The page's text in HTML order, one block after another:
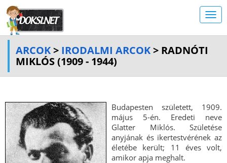
ARCOK> IRODALMI ARCOK> RADNÓTI
MIKLÓS (1909 - 1944)
Budapesten született, 1909.
május 5-én. Eredeti neve
Glatter Miklós. Születése
anyjának és ikertestvérének az
életébe került; 11 éves volt,
amikor apja meghalt.